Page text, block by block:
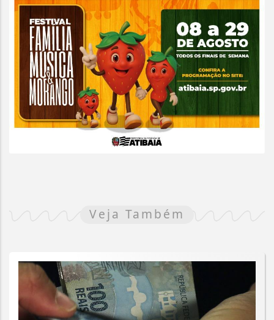
Veja Também